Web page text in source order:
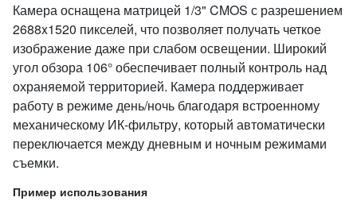
Камера оснащена матрицей 1/3" CMOS с разрешением
2688x1520 пикселей, что позволяет получать четкое
изображение даже при слабом освещении. Широкий
угол обзора 106° обеспечивает полный контроль над
охраняемой территорией. Камера поддерживает
работу в режиме день/ночь благодаря встроенному
механическому ИК-фильтру, который автоматически
переключается между дневным и ночным режимами
съемки.
Пример использования